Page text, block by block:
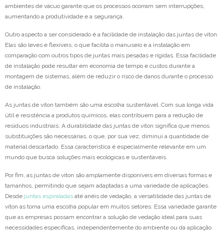
ambientes de vácuo garante que os processos ocorram sem interrupções,
aumentando a produtividade e a segurança.
Outro aspecto a ser considerado é a facilidade de instalação das juntas de viton.
Elas são leves e flexíveis, o que facilita o manuseio e a instalação em
comparação com outros tipos de juntas mais pesadas e rígidas. Essa facilidade
de instalação pode resultar em economia de tempo e custos durante a
montagem de sistemas, além de reduzir o risco de danos durante o processo
de instalação.
As juntas de viton também são uma escolha sustentável. Com sua longa vida
útil e resistência a produtos químicos, elas contribuem para a redução de
resíduos industriais. A durabilidade das juntas de viton significa que menos
substituições são necessárias, o que, por sua vez, diminui a quantidade de
material descartado. Essa característica é especialmente relevante em um
mundo que busca soluções mais ecológicas e sustentáveis.
Por fim, as juntas de viton são amplamente disponíveis em diversas formas e
tamanhos, permitindo que sejam adaptadas a uma variedade de aplicações.
Desde juntas espiraladas até anéis de vedação, a versatilidade das juntas de
viton as torna uma escolha popular em muitos setores. Essa variedade garante
que as empresas possam encontrar a solução de vedação ideal para suas
necessidades específicas, independentemente do ambiente ou da aplicação.